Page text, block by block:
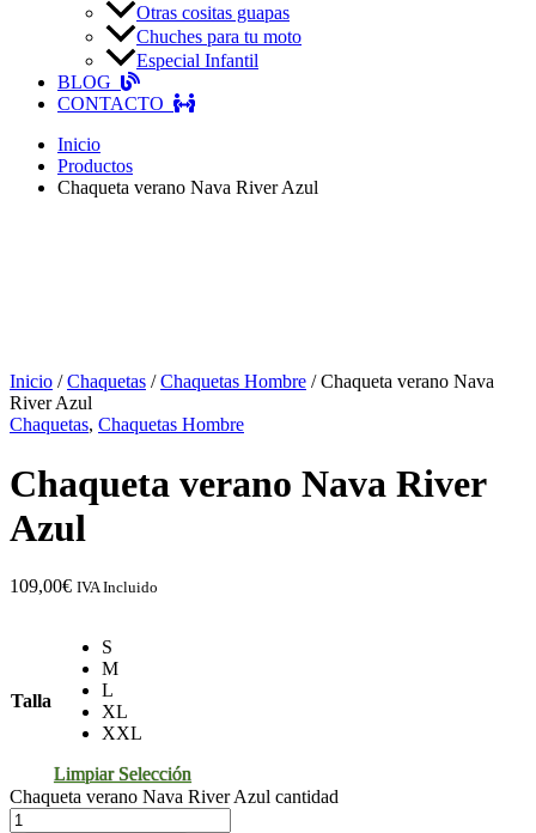
Otras cositas guapas
Chuches para tu moto
Especial Infantil
BLOG
CONTACTO
Inicio
Productos
Chaqueta verano Nava River Azul
Inicio /Chaquetas /Chaquetas Hombre / Chaqueta verano Nava
River Azul
Chaquetas, Chaquetas Hombre
Chaqueta verano Nava River
Azul
109,00€ IVA Incluido
Talla
S
M
L
XL
XXL
Limpiar Selección
Chaqueta verano Nava River Azul cantidad